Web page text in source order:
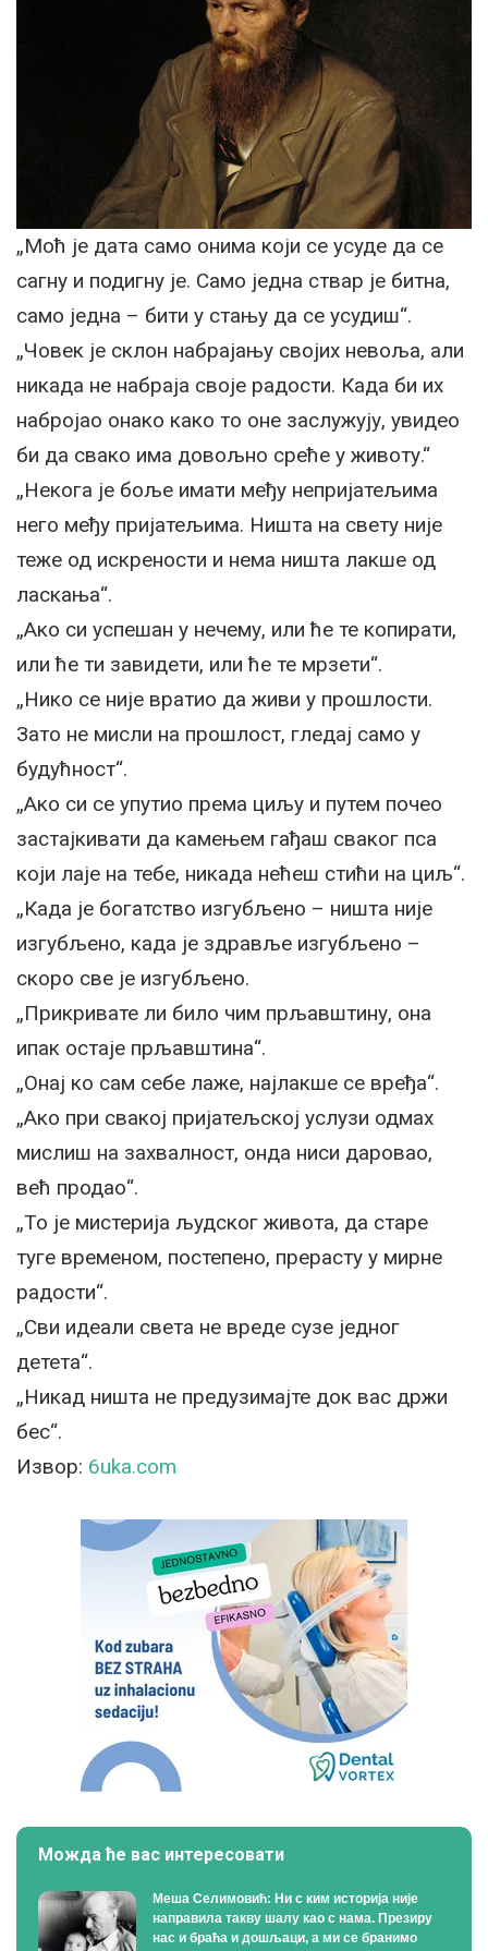
„Моћ је дата само онима који се усуде да се
сагну и подигну је. Само једна ствар је битна,
само једна – бити у стању да се усудиш“.
„Човек је склон набрајању својих невоља, али
никада не набраја своје радости. Када би их
набројао онако како то оне заслужују, увидео
би да свако има довољно среће у животу.“
„Некога је боље имати међу непријатељима
него међу пријатељима. Ништа на свету није
теже од искрености и нема ништа лакше од
ласкања“.
„Ако си успешан у нечему, или ће те копирати,
или ће ти завидети, или ће те мрзети“.
„Нико се није вратио да живи у прошлости.
Зато не мисли на прошлост, гледај само у
будућност“.
„Ако си се упутио према циљу и путем почео
застајкивати да камењем гађаш сваког пса
који лаје на тебе, никада нећеш стићи на циљ“.
„Када је богатство изгубљено – ништа није
изгубљено, када је здравље изгубљено –
скоро све је изгубљено.
„Прикривате ли било чим прљавштину, она
ипак остаје прљавштина“.
„Онај ко сам себе лаже, најлакше се вређа“.
„Ако при свакој пријатељској услузи одмах
мислиш на захвалност, онда ниси даровао,
већ продао“.
„То је мистерија људског живота, да старе
туге временом, постепено, прерасту у мирне
радости“.
„Сви идеали света не вреде сузе једног
детета“.
„Никад ништа не предузимајте док вас држи
бес“.
Извор: 6uka.com
Можда ће вас интересовати
Меша Селимовић: Ни с ким историја није
направила такву шалу као с нама. Презиру
нас и браћа и дошљаци, а ми се бранимо